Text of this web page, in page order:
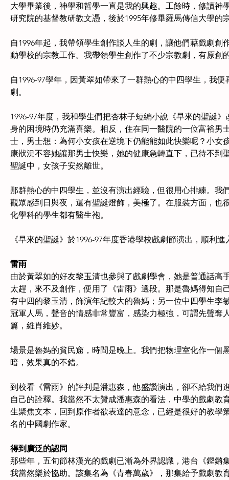
大學畢業後，神學和哲學一直是我的興趣。工餘時，修讀神
研究院的基督教研教文憑，後於1995年修畢羅馬傳信大學
自1996年起，我帶領學生創作談人生的劇，讓他們藉戲劇
動學校的宗教工作。我帶領學生創作了不少宗教劇，有原
自1996-97學年，因黃翠如帶來了一群熱心的中四學生，我
劇。
1996-97年度，我和學生們把杏林子短編小說《早來的聖誕
身的困境時仍充滿喜樂。相反，住在同一醫院的一位富裕
士，男士想：為何小女孩在逆境下仍能能如此快樂呢？小
康狀況不容她讓那男士快樂，她的健康急轉直下，已待不
聖誕中，女孩子安然離世。
那群熱心的中四學生，並沒有演出經驗，但很用心排練。
觀眾感到日與夜，還有聖誕燈飾，美極了。在服裝方面，
化學科的學生都有醫生袍。
《早來的聖誕》於1996-97年度香港學校戲劇節演出，順利
雷雨
由於黃翠如的好友黎玉清也參與了戲劇學會，她是普通話
太趕，來不及創作，便用了《雷雨》選段。那是魯媽得知
有中四的黎玉清，飾演年紀較大的魯媽；另一位中四學生
冠軍人馬，聲音的情感非常豐富，感染力極強，可謂先聲
篇，維肖維妙。
場景是魯媽的貧民窟，時間是晚上。我們把物理室化作一
暗，效果真的不錯。
到校看《雷雨》的評判是潘惠森，他盛讚演出，卻不給我
自己的詮釋。我當然不太贊成潘惠森的看法，中學的戲劇
生聚焦文本，回到原作者欲表達的意念，已經是很好的教
名的中國劇作家。
得到廣泛的認同
那些年，五旬節林漢光的戲劇已漸為外界認識，港台《鏗
我當然樂於協助。該集名為《青春萬歲》，那集給予戲劇教